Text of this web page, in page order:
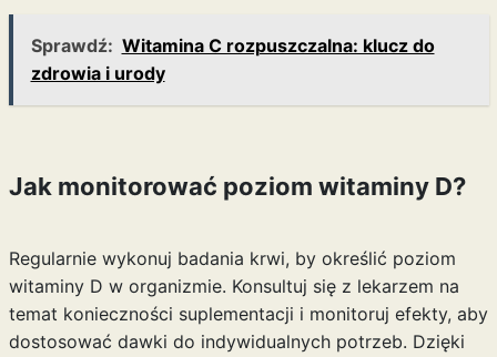
Sprawdź: Witamina C rozpuszczalna: klucz do
zdrowia i urody
Jak monitorować poziom witaminy D?
Regularnie wykonuj badania krwi, by określić poziom
witaminy D w organizmie. Konsultuj się z lekarzem na
temat konieczności suplementacji i monitoruj efekty, aby
dostosować dawki do indywidualnych potrzeb. Dzięki